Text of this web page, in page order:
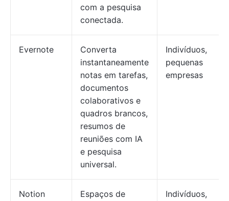
com a pesquisa
conectada.
Evernote
Converta
instantaneamente
notas em tarefas,
documentos
colaborativos e
quadros brancos,
resumos de
reuniões com IA
e pesquisa
universal.
Indivíduos,
pequenas
empresas
Notion
Espaços de
Indivíduos,